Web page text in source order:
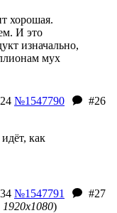
хорошая.
И это
изначально,
мух
№1547790
#26
как
№1547791
#27
)